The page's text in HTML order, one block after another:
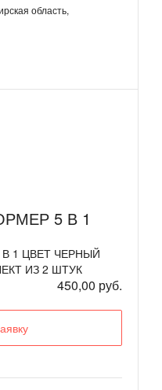
область,
5 В 1
1 ЦВЕТ ЧЕРНЫЙ
ИЗ 2 ШТУК
450,00 руб.